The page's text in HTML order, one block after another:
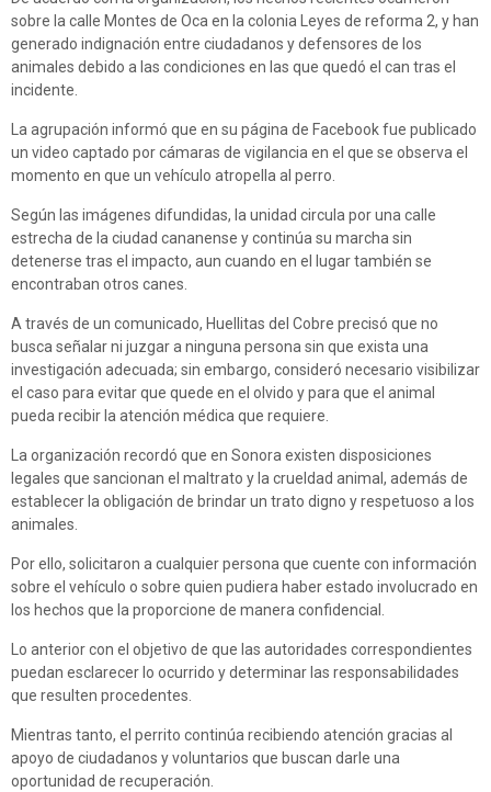
sobre la calle Montes de Oca en la colonia Leyes de reforma 2, y han
generado indignación entre ciudadanos y defensores de los
animales debido a las condiciones en las que quedó el can tras el
incidente.
La agrupación informó que en su página de Facebook fue publicado
un video captado por cámaras de vigilancia en el que se observa el
momento en que un vehículo atropella al perro.
Según las imágenes difundidas, la unidad circula por una calle
estrecha de la ciudad cananense y continúa su marcha sin
detenerse tras el impacto, aun cuando en el lugar también se
encontraban otros canes.
A través de un comunicado, Huellitas del Cobre precisó que no
busca señalar ni juzgar a ninguna persona sin que exista una
investigación adecuada; sin embargo, consideró necesario visibilizar
el caso para evitar que quede en el olvido y para que el animal
pueda recibir la atención médica que requiere.
La organización recordó que en Sonora existen disposiciones
legales que sancionan el maltrato y la crueldad animal, además de
establecer la obligación de brindar un trato digno y respetuoso a los
animales.
Por ello, solicitaron a cualquier persona que cuente con información
sobre el vehículo o sobre quien pudiera haber estado involucrado en
los hechos que la proporcione de manera confidencial.
Lo anterior con el objetivo de que las autoridades correspondientes
puedan esclarecer lo ocurrido y determinar las responsabilidades
que resulten procedentes.
Mientras tanto, el perrito continúa recibiendo atención gracias al
apoyo de ciudadanos y voluntarios que buscan darle una
oportunidad de recuperación.